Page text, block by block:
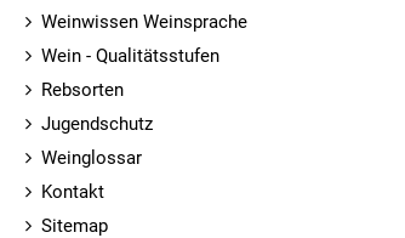
Weinwissen Weinsprache
Wein - Qualitätsstufen
Rebsorten
Jugendschutz
Weinglossar
Kontakt
Sitemap